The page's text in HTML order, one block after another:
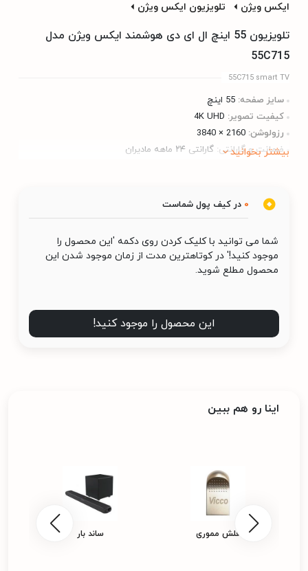
ایکس ویژن تلویزیون ایکس ویژن
تلویزیون 55 اینچ ال ای دی هوشمند ایکس ویژن مدل
55C715
55C715 smart TV
سایز صفحه: 55 اینچ
کیفیت تصویر: 4K UHD
رزولوشن: 2160 × 3840
ضمانت و گارانتی: گارانتی ۲۴ ماهه مادیران بیشتر بخوانید
0 در کیف پول شماست
شما می توانید با کلیک کردن روی دکمه 'این محصول را
موجود کنید!' در کوتاهترین مدت از زمان موجود شدن این
محصول مطلع شوید.
این محصول را موجود کنید!
اینا رو هم ببین
فلش مموری ساند بار